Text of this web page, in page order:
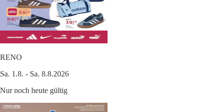
RENO
Sa. 1.8. - Sa. 8.8.2026
Nur noch heute gültig